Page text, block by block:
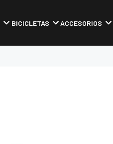
BICICLETAS ACCESORIOS